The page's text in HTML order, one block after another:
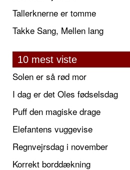
Tallerknerne er tomme
Takke Sang, Mellen lang
10 mest viste
Solen er så rød mor
I dag er det Oles fødselsdag
Puff den magiske drage
Elefantens vuggevise
Regnvejrsdag i november
Korrekt borddækning